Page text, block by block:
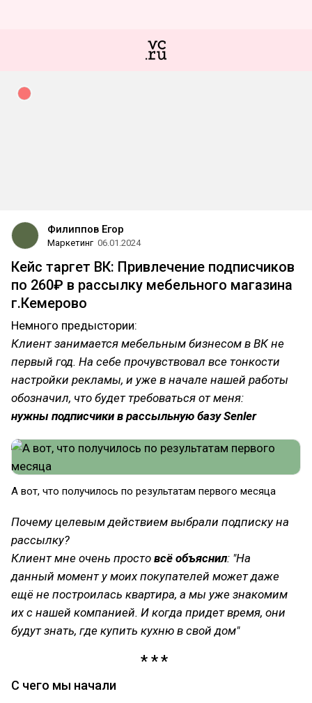
Филиппов Егор
Маркетинг 06.01.2024
Кейс таргет ВК: Привлечение подписчиков
по 260₽ в рассылку мебельного магазина
г.Кемерово
Немного предыстории:
Клиент занимается мебельным бизнесом в ВК не
первый год. На себе прочувствовал все тонкости
настройки рекламы, и уже в начале нашей работы
обозначил, что будет требоваться от меня:
нужны подписчики в рассыльную базу Senler
А вот, что получилось по результатам первого месяца
Почему целевым действием выбрали подписку на
рассылку?
Клиент мне очень просто всё объяснил: "На
данный момент у моих покупателей может даже
ещё не построилась квартира, а мы уже знакомим
их с нашей компанией. И когда придет время, они
будут знать, где купить кухню в свой дом"
С чего мы начали